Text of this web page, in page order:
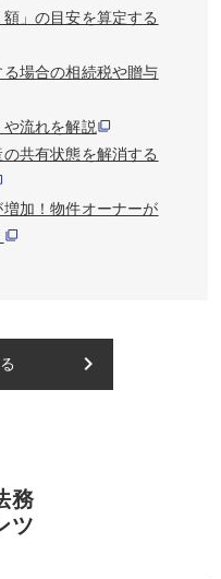
」の目安を算定する
場合の相続税や贈与
流れを解説
共有状態を解消する
加！物件オーナーが
keyboard_arrow_right
務
ツ